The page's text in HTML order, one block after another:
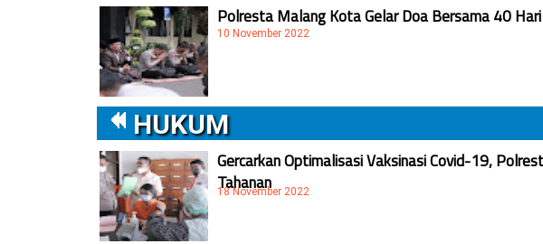
Polresta Malang Kota Gelar Doa Bersama 40 Hari
10 November 2022
HUKUM
Gercarkan Optimalisasi Vaksinasi Covid-19,
Tahanan
18 November 2022